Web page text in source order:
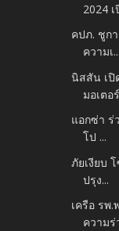
2024
คปภ. ชูก
ความเ...
นิสสัน เปิ
มอเตอ
แอกซ่า ร่
โป ...
ภัยเงียบ
ปรุง...
เครือ รพ
ความร่